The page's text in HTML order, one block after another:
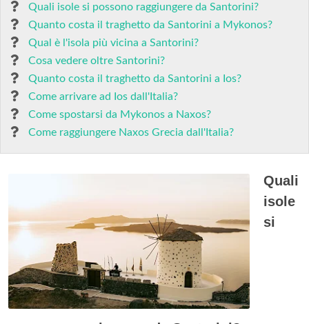
Quali isole si possono raggiungere da Santorini?
Quanto costa il traghetto da Santorini a Mykonos?
Qual è l'isola più vicina a Santorini?
Cosa vedere oltre Santorini?
Quanto costa il traghetto da Santorini a Ios?
Come arrivare ad Ios dall'Italia?
Come spostarsi da Mykonos a Naxos?
Come raggiungere Naxos Grecia dall'Italia?
Quali
isole
si